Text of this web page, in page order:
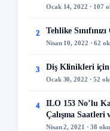
Ocak 14, 2022 · 107
2 Tehlike
Nisan 10, 2022 · 62
3 Diş Klinikleri
Ocak 30, 2022 · 52
4
ILO 153 No’lu
Çalışma Saatleri
Sözleşme
Nisan 2, 2021 · 38